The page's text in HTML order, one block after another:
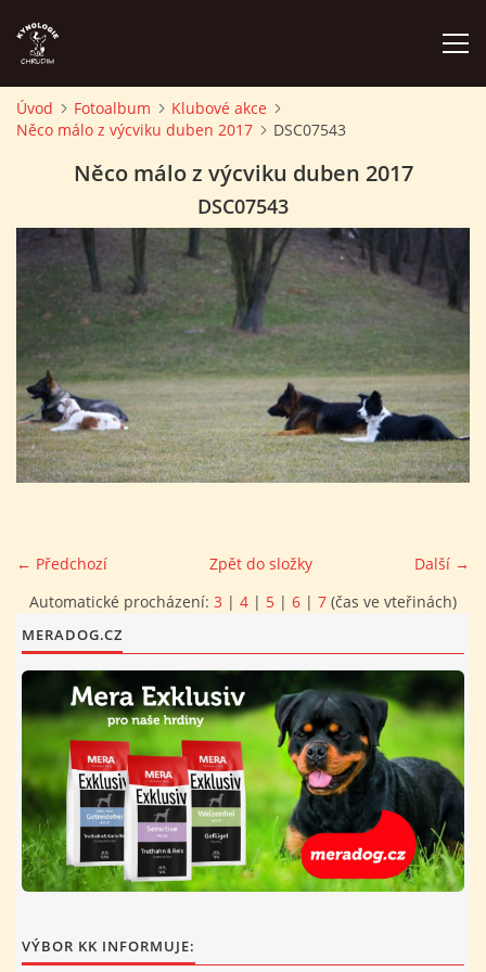
ÚVOD
ZÁVODY A PROPOZICE
PSÍ AKADEMIE
PŘÍSPĚVKY A POPLATKY
KONTAKTY KK
PROVOZNÍ ŘÁD
O NÁS - HISTORIE A SOUČASNOST
AVZO TSČ ČR CHRUDIM P.S.
VÝBOR KK
Úvod Fotoalbum
Klubové akce
Něco málo z výcviku duben 2017
DSC07543
Něco málo z výcviku duben 2017
DSC07543
← Předchozí Další →
Zpět do složky
Automatické procházení: 3 | 4 | 5 | 6 | 7 (čas ve vteřinách)
MERADOG.CZ
VÝBOR KK INFORMUJE: